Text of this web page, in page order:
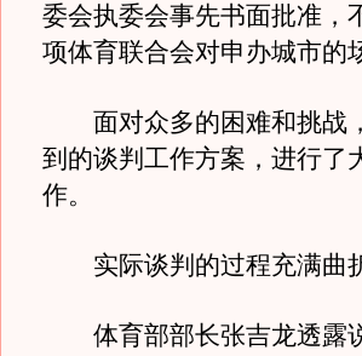
委会执委会事先书面批准，
项体育联合会对申办城市的
面对众多的困难和挑战
到的谈判工作方案，进行了
作。
实际谈判的过程充满曲折
体育部部长张吉龙透露